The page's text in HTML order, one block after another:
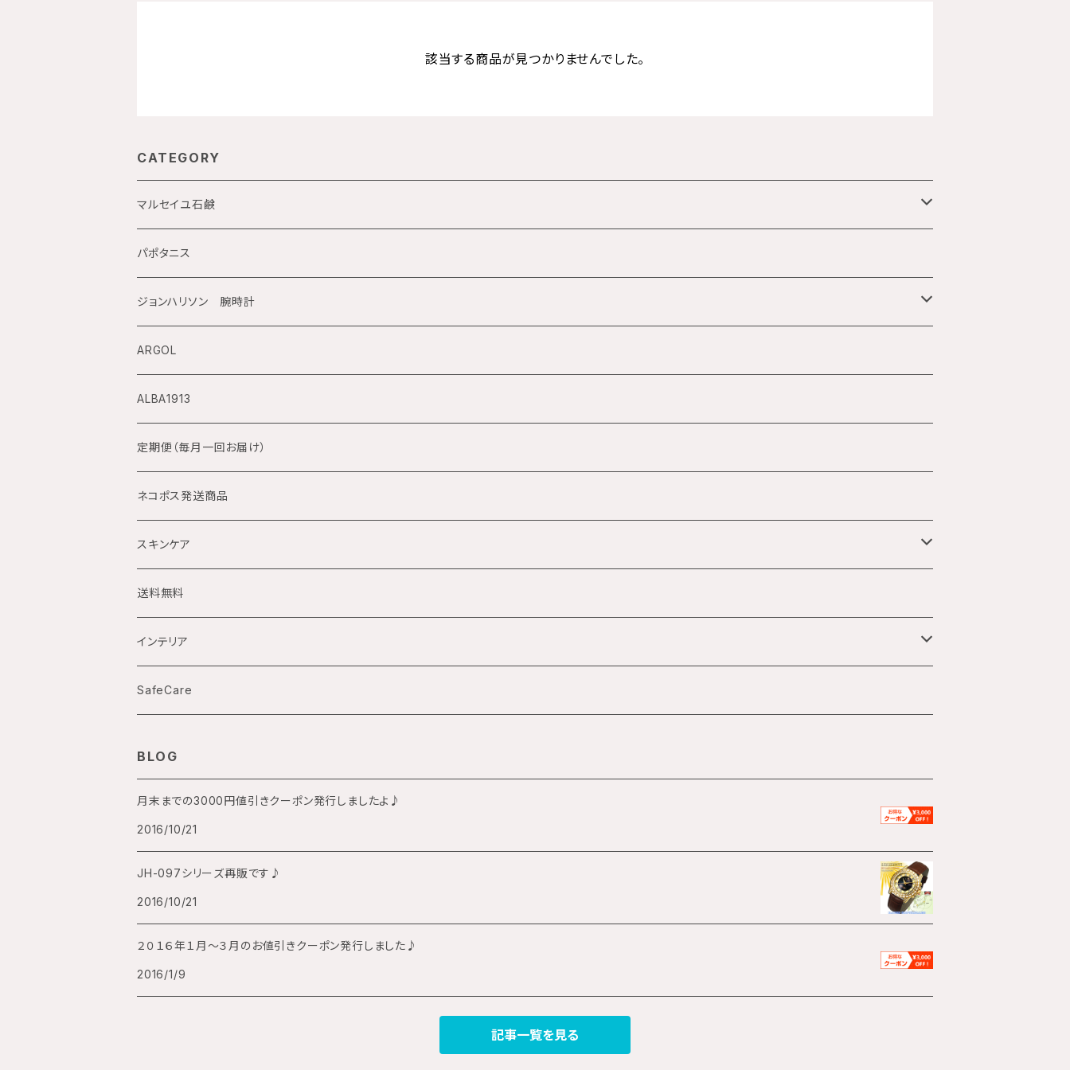
該当する商品が見つかりませんでした。
CATEGORY
マルセイユ石鹸
Maitre Savon de Marseille
オーセンティック
Savon de Provence
La corvette
Maitre Augustin
パポタニス
ジョンハリソン 腕時計
電池式電波時計
デジアナ方式
手巻付自動巻腕時計
自動巻のみ腕時計
電池式クォーツ腕時計
ソーラー電波腕時計
国産ムーブメント腕時計（クォーツ）
バックスケルトン
ARGOL
ALBA1913
定期便（毎月一回お届け）
ネコポス発送商品
スキンケア
ハンドクリーム
La corvette
送料無料
インテリア
傘立て
SafeCare
BLOG
月末までの3000円値引きクーポン発行しましたよ♪
2016/10/21
JH-097シリーズ再販です♪
2016/10/21
２０１６年１月～３月のお値引きクーポン発行しました♪
2016/1/9
記事一覧を見る